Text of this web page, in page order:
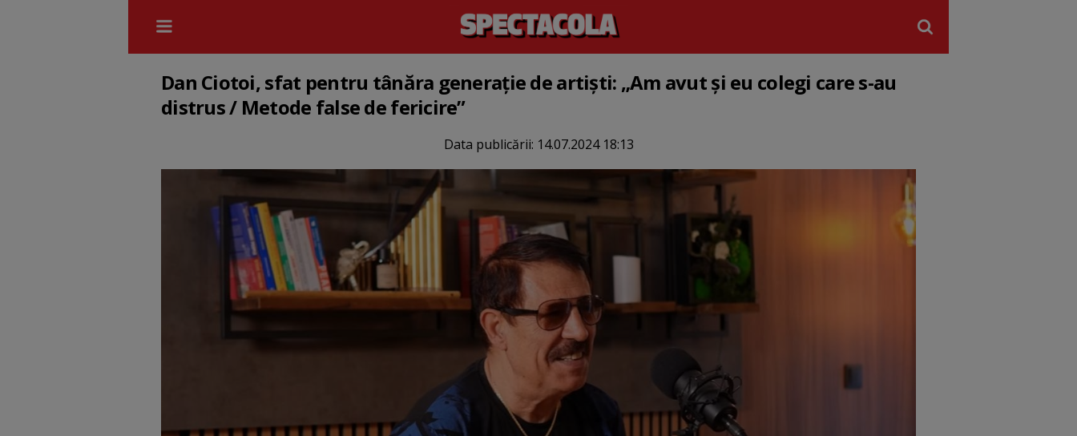
Dan Ciotoi, sfat pentru tânăra generație de artiști: „Am avut și eu colegi care s-au
distrus / Metode false de fericire”
Data publicării: 14.07.2024 18:13